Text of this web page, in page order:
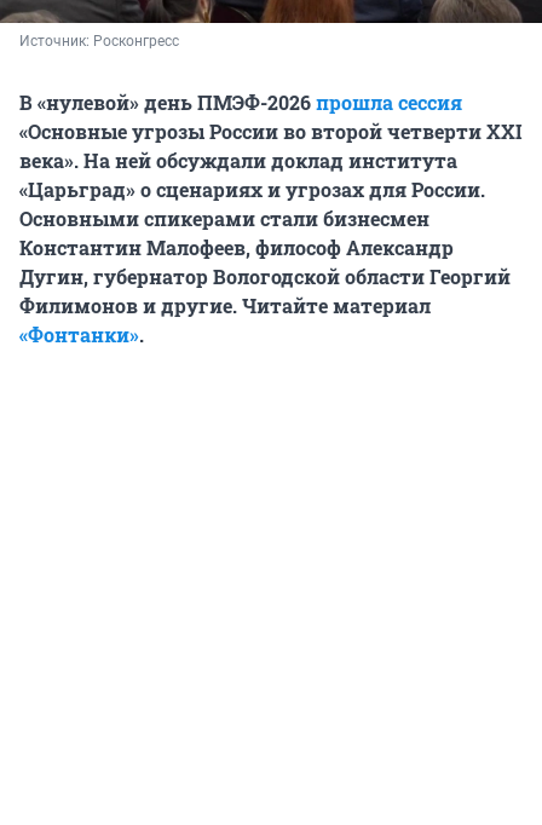
Источник: Росконгресс
В «нулевой» день ПМЭФ-2026прошла сессия
«Основные угрозы России во второй четверти XXI
века». На ней обсуждали доклад института
«Царьград» о сценариях и угрозах для России.
Основными спикерами стали бизнесмен
Константин Малофеев, философ Александр
Дугин, губернатор Вологодской области Георгий
Филимонов и другие. Читайте материал
«Фонтанки».